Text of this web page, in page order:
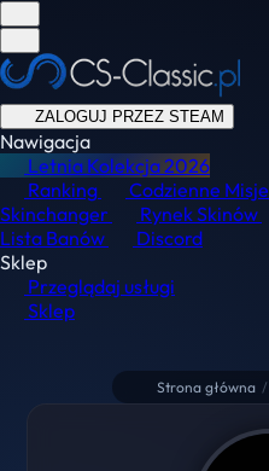
ZALOGUJ PRZEZ STEAM
Nawigacja
Letnia Kolekcja2026
Ranking
Codzienne Misje
Skinchanger
Rynek Skinów
Lista Banów
Discord
Sklep
Przeglądaj usługi
Sklep
Strona główna /